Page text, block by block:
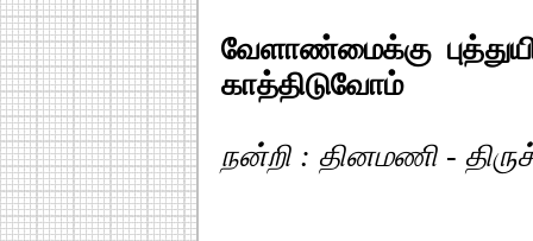
வேளாண்மைக்கு
காத்திடுவோம்
நன்றி : தினமணி -